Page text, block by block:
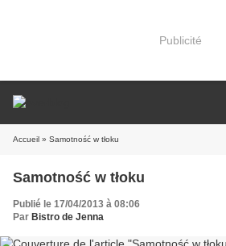
Publicité
Accueil » Samotność w tłoku
Samotność w tłoku
Publié le 17/04/2013 à 08:06
Par Bistro de Jenna